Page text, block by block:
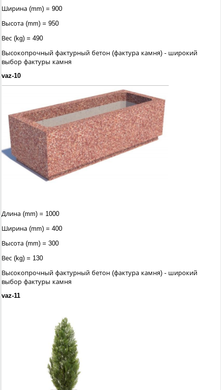
Ширина (mm) = 900
Высота (mm) = 950
Вес (kg) = 490
Высокопрочный фактурный бетон (фактура камня) - широкий
выбор фактуры камня
vaz-10
Длина (mm) = 1000
Ширина (mm) = 400
Высота (mm) = 300
Вес (kg) = 130
Высокопрочный фактурный бетон (фактура камня) - широкий
выбор фактуры камня
vaz-11